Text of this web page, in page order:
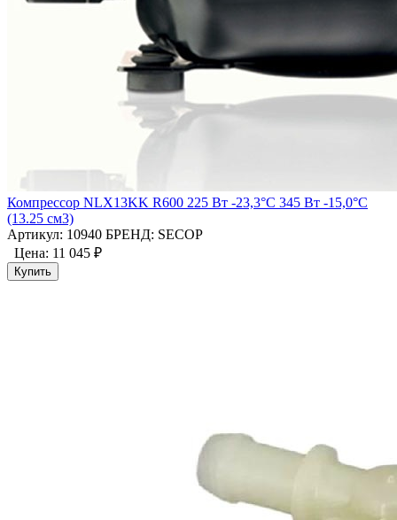
Компрессор NLX13KK R600 225 Вт -23,3°C 345 Вт -15,0°С
(13.25 см3)
Артикул: 10940 БРЕНД: SECOP
Цена: 11 045 ₽
Купить